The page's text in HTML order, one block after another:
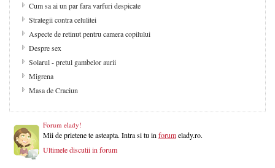
Cum sa ai un par fara varfuri despicate
Strategii contra celulitei
Aspecte de retinut pentru camera copilului
Despre sex
Solarul - pretul gambelor aurii
Migrena
Masa de Craciun
Forum elady!
Mii de prietene te asteapta. Intra si tu in forumelady.ro.
Ultimele discutii in forum